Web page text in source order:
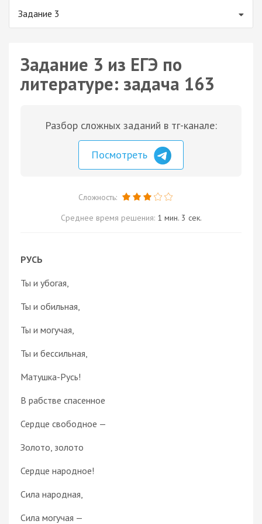
Задание 3
Задание 3 из ЕГЭ по
литературе: задача 163
Разбор сложных заданий в тг-канале:
Посмотреть
Сложность:
Среднее время решения: 1 мин. 3 сек.
РУСЬ
Ты и убогая,
Ты и обильная,
Ты и могучая,
Ты и бессильная,
Матушка-Русь!
В рабстве спасенное
Сердце свободное —
Золото, золото
Сердце народное!
Сила народная,
Сила могучая —